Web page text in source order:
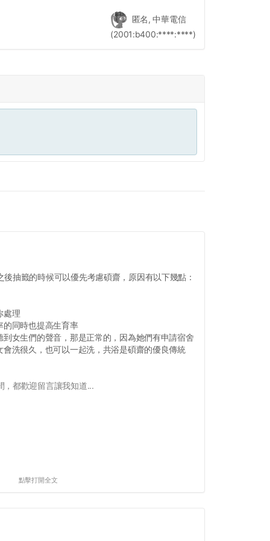
匿名, 中華電信
(2001:b400:****:****)
抽籤的時候可以優先考慮碩齋，原因有以下幾點：
處理
的同時也提高生育率
女生們的聲音，那是正常的，因為她們有申請宿舍
洗很久，也可以一起洗，共浴是碩齋的優良傳統
，都歡迎留言讓我知道...
點擊打開全文